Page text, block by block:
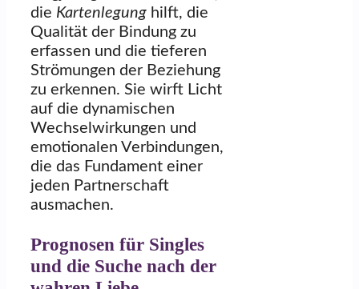
die Kartenlegung hilft, die
Qualität der Bindung zu
erfassen und die tieferen
Strömungen der Beziehung
zu erkennen. Sie wirft Licht
auf die dynamischen
Wechselwirkungen und
emotionalen Verbindungen,
die das Fundament einer
jeden Partnerschaft
ausmachen.
Prognosen für Singles
und die Suche nach der